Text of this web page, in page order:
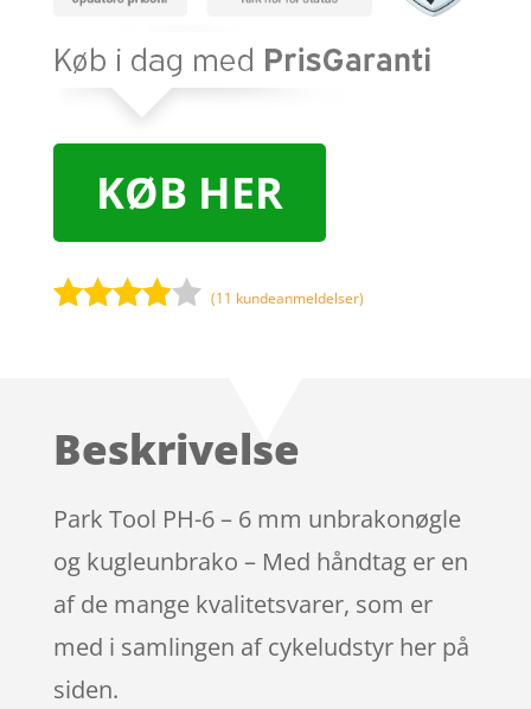
KØB HER
på
ømmels
er
(11 kundeanmeldelser)
Beskrivelse
Park Tool PH-6 – 6 mm unbrakonøgle
og kugleunbrako – Med håndtag er en
af de mange kvalitetsvarer, som er
med i samlingen af cykeludstyr her på
siden.